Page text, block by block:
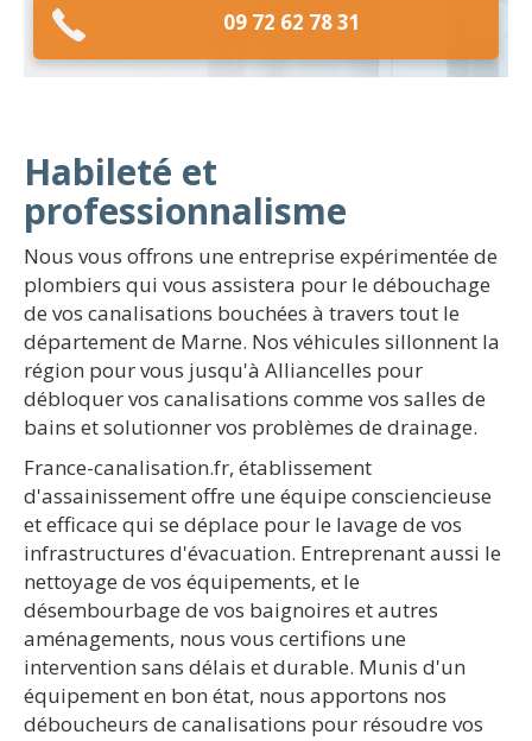
09 72 62 78 31
Habileté et
professionnalisme
Nous vous offrons une entreprise expérimentée de
plombiers qui vous assistera pour le débouchage
de vos canalisations bouchées à travers tout le
département de Marne. Nos véhicules sillonnent la
région pour vous jusqu'à Alliancelles pour
débloquer vos canalisations comme vos salles de
bains et solutionner vos problèmes de drainage.
France-canalisation.fr, établissement
d'assainissement offre une équipe consciencieuse
et efficace qui se déplace pour le lavage de vos
infrastructures d'évacuation. Entreprenant aussi le
nettoyage de vos équipements, et le
désembourbage de vos baignoires et autres
aménagements, nous vous certifions une
intervention sans délais et durable. Munis d'un
équipement en bon état, nous apportons nos
déboucheurs de canalisations pour résoudre vos